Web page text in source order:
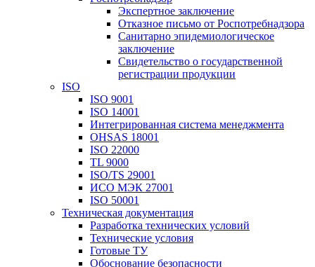
Экспертное заключение
Отказное письмо от Роспотребнадзора
Санитарно эпидемиологическое
заключение
Свидетельство о государственной
регистрации продукции
ISO
ISO 9001
ISO 14001
Интегрированная система менеджмента
OHSAS 18001
ISO 22000
TL 9000
ISO/TS 29001
ИСО МЭК 27001
ISO 50001
Техническая документация
Разработка технических условий
Технические условия
Готовые ТУ
Обоснование безопасности